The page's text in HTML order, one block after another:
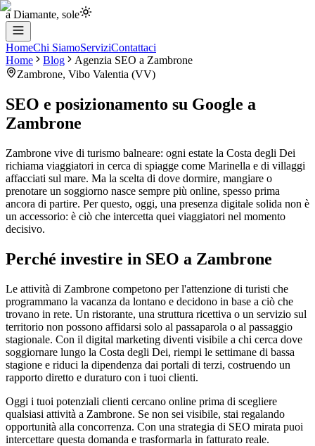
a Diamante, sole
HomeChi SiamoServiziContattaci
Home
Blog Agenzia SEO a Zambrone
Zambrone, Vibo Valentia (VV)
SEO e posizionamento su Google a
Zambrone
Zambrone vive di turismo balneare: ogni estate la Costa degli Dei
richiama viaggiatori in cerca di spiagge come Marinella e di villaggi
affacciati sul mare. Ma la scelta di dove dormire, mangiare o
prenotare un soggiorno nasce sempre più online, spesso prima
ancora di partire. Per questo, oggi, una presenza digitale solida non è
un accessorio: è ciò che intercetta quei viaggiatori nel momento
decisivo.
Perché investire in SEO a Zambrone
Le attività di Zambrone competono per l'attenzione di turisti che
programmano la vacanza da lontano e decidono in base a ciò che
trovano in rete. Un ristorante, una struttura ricettiva o un servizio sul
territorio non possono affidarsi solo al passaparola o al passaggio
stagionale. Con il digital marketing diventi visibile a chi cerca dove
soggiornare lungo la Costa degli Dei, riempi le settimane di bassa
stagione e riduci la dipendenza dai portali di terzi, costruendo un
rapporto diretto e duraturo con i tuoi clienti.
Oggi i tuoi potenziali clienti cercano online prima di scegliere
qualsiasi attività a Zambrone. Se non sei visibile, stai regalando
opportunità alla concorrenza. Con una strategia di SEO mirata puoi
intercettare questa domanda e trasformarla in fatturato reale.